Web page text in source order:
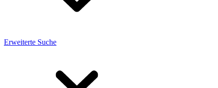
Erweiterte Suche